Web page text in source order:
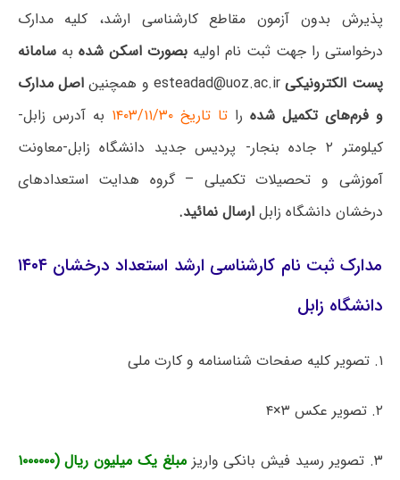
پذیرش بدون آزمون مقاطع کارشناسی ارشد، کلیه مدارک
درخواستی را جهت ثبت نام اولیهبصورت اسکن شده بهسامانه
پست الکترونیکیesteadad@uoz.ac.ir و همچنین
اصل مدارک
و فرم‌های تکمیل شده راتا تاریخ ۱۴۰۳/۱۱/۳۰
به آدرس زابل-
کیلومتر ۲ جاده بنجار- پردیس جدید دانشگاه زابل-معاونت
آموزشی و تحصیلات تکمیلی – گروه هدایت استعدادهای
درخشان دانشگاه زابلارسال نمائید.
مدارک ثبت نام کارشناسی ارشد استعداد درخشان ۱۴۰۴
دانشگاه زابل
۱. تصویر کلیه صفحات شناسنامه و کارت ملی
۲. تصویر عکس ۳×۴
۳. تصویر رسید فیش بانکی واریز
مبلغ یک میلیون ریال (۱۰۰۰۰۰۰